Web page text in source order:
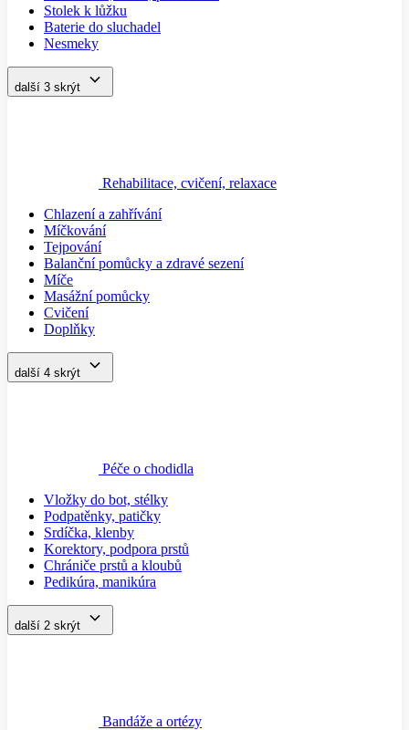
Stolek k lůžku
Baterie do sluchadel
Nesmeky
další 3 skrýt
Rehabilitace, cvičení, relaxace
Chlazení a zahřívání
Míčkování
Tejpování
Balanční pomůcky a zdravé sezení
Míče
Masážní pomůcky
Cvičení
Doplňky
další 4 skrýt
Péče o chodidla
Vložky do bot, stélky
Podpatěnky, patičky
Srdíčka, klenby
Korektory, podpora prstů
Chrániče prstů a kloubů
Pedikúra, manikúra
další 2 skrýt
Bandáže a ortézy